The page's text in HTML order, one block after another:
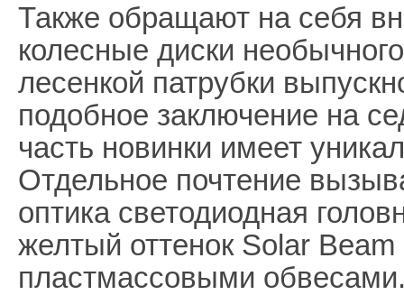
Также обращают на себя
колесные диски
лесенкой патрубки
подобное заключение на
часть новинки имеет
Отдельное почтение
оптика светодиодная
желтый оттенок Solar
пластмассовыми